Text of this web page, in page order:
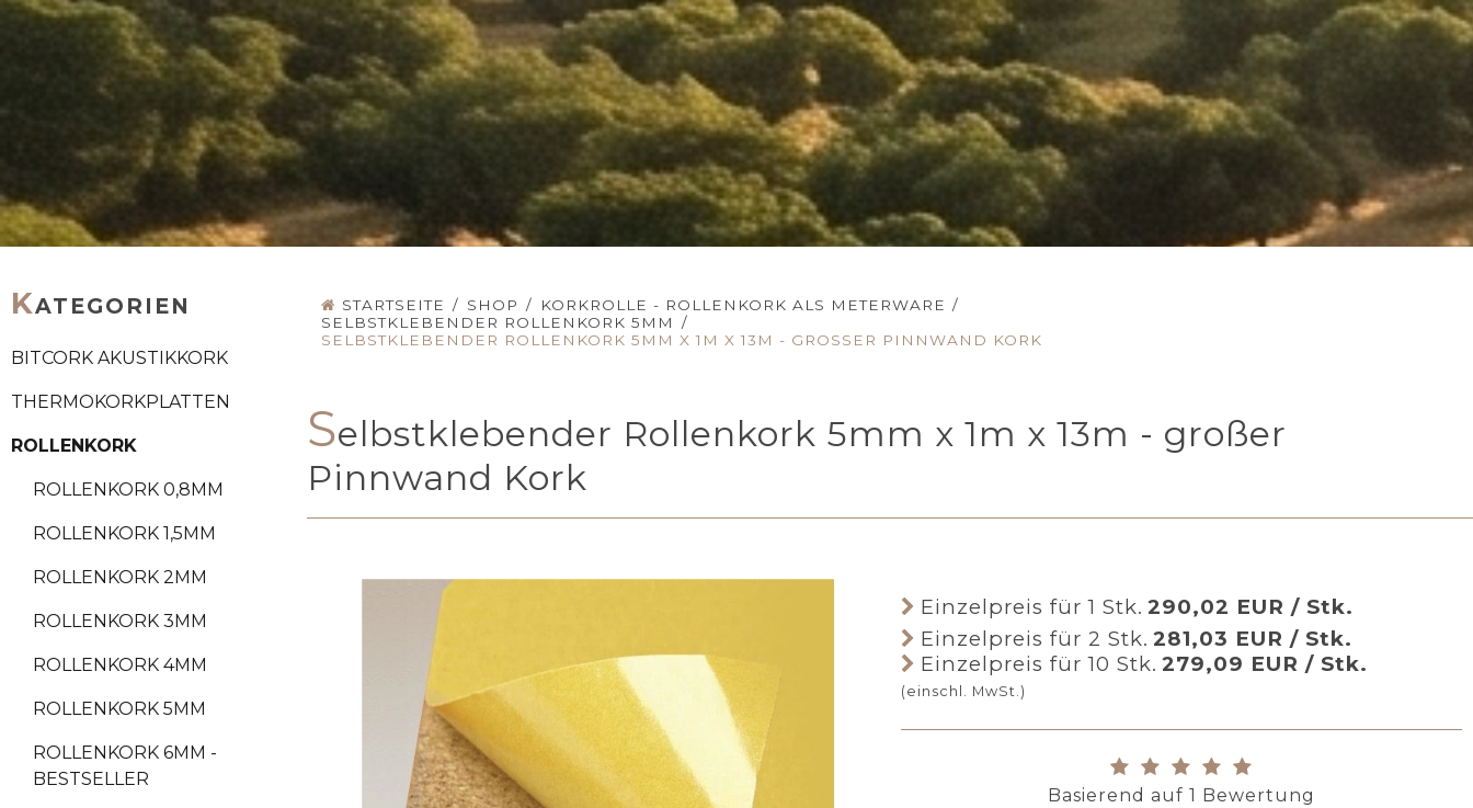
KATEGORIEN
BITCORK AKUSTIKKORK
THERMOKORKPLATTEN
ROLLENKORK
ROLLENKORK 0,8MM
ROLLENKORK 1,5MM
ROLLENKORK 2MM
ROLLENKORK 3MM
ROLLENKORK 4MM
ROLLENKORK 5MM
ROLLENKORK 6MM -
BESTSELLER
STARTSEITE / SHOP / KORKROLLE - ROLLENKORK ALS METERWARE /
SELBSTKLEBENDER ROLLENKORK 5MM
/
SELBSTKLEBENDER ROLLENKORK 5MM X 1M X 13M - GROSSER PINNWAND KORK
Selbstklebender Rollenkork 5mm x 1m x 13m - großer
Pinnwand Kork
Einzelpreis für 1 Stk. 290,02 EUR / Stk.
Einzelpreis für 2 Stk. 281,03 EUR / Stk.
Einzelpreis für 10 Stk. 279,09 EUR / Stk.
(einschl. MwSt.)
Basierend auf 1 Bewertung